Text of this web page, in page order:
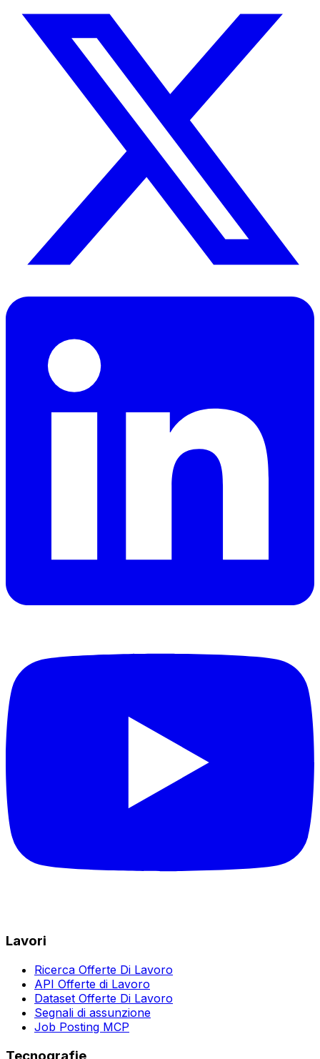
Lavori
Ricerca Offerte Di Lavoro
API Offerte di Lavoro
Dataset Offerte Di Lavoro
Segnali di assunzione
Job Posting MCP
Tecnografie